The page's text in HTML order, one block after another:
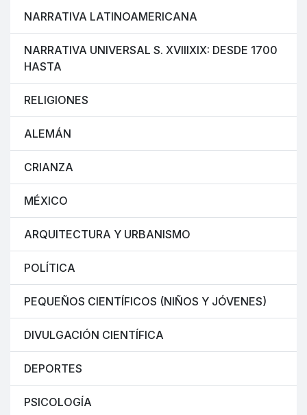
NARRATIVA LATINOAMERICANA
NARRATIVA UNIVERSAL S. XVIIIXIX: DESDE 1700
HASTA
RELIGIONES
ALEMÁN
CRIANZA
MÉXICO
ARQUITECTURA Y URBANISMO
POLÍTICA
PEQUEÑOS CIENTÍFICOS (NIÑOS Y JÓVENES)
DIVULGACIÓN CIENTÍFICA
DEPORTES
PSICOLOGÍA